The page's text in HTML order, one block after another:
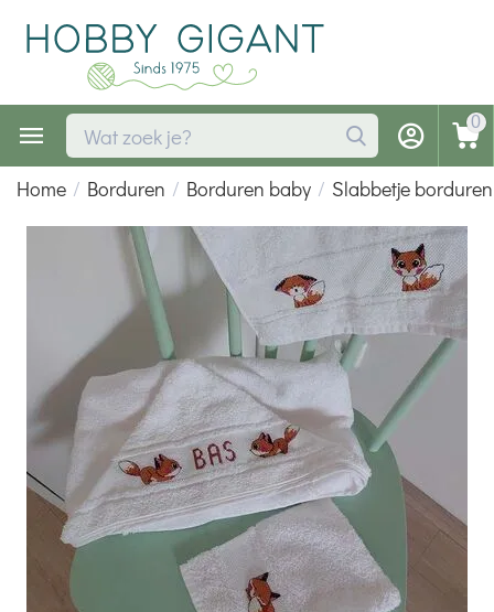
0
Home / Borduren / Borduren baby / Slabbetje borduren